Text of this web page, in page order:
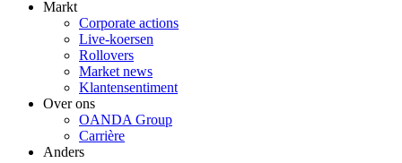
Markt
Corporate actions
Live-koersen
Rollovers
Market news
Klantensentiment
Over ons
OANDA Group
Carrière
Anders